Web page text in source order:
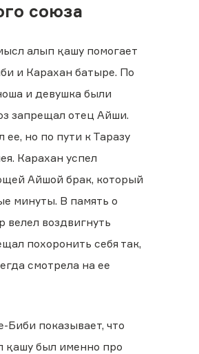
союза
алып қашу помогает
и Карахан батыре. По
и девушка были
запрещал отец Айши.
ее, но по пути к Таразу
Карахан успел
Айшой брак, который
минуты. В память о
велел воздвигнуть
похоронить себя так,
смотрела на ее
Биби показывает, что
қашу был именно про